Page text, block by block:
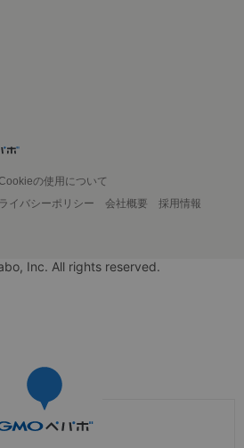
の使用について
イバシーポリシー 会社概要
採用情報
Inc. All rights reserved.